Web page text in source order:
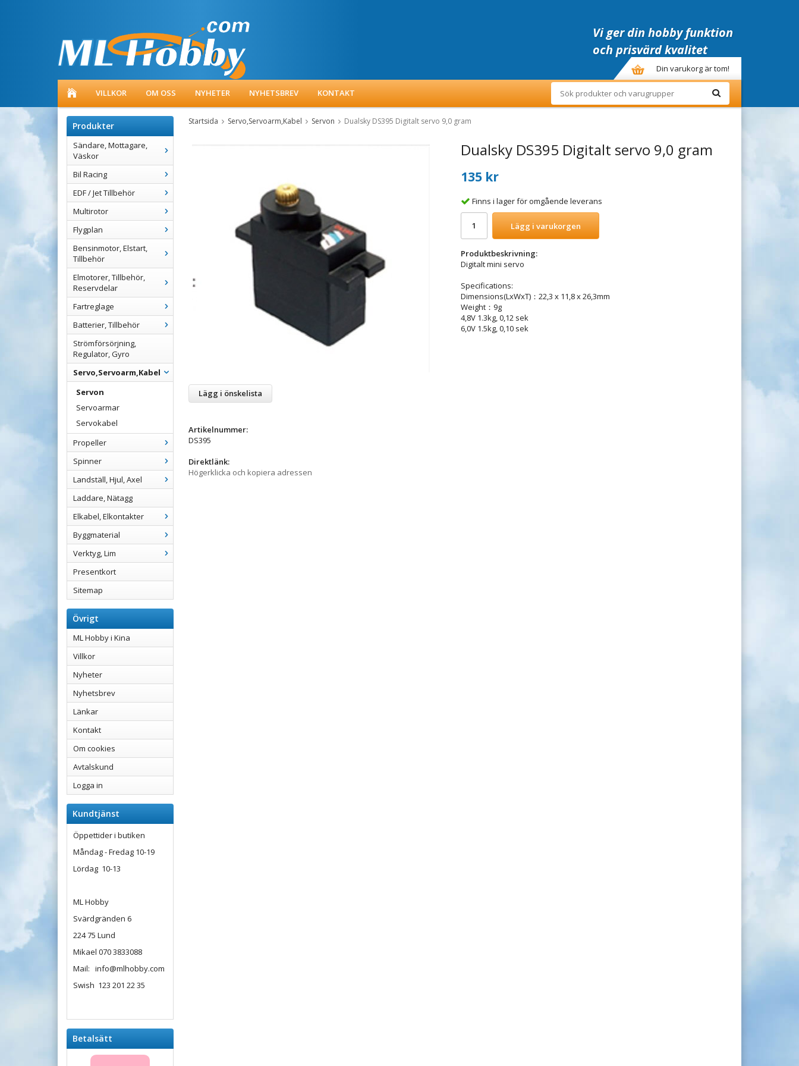
Vi ger din hobby funktion
och prisvärd kvalitet
Din varukorg är tom!
VILLKOR OM OSS NYHETER NYHETSBREV KONTAKT
Produkter
Sändare, Mottagare,
Väskor
Bil Racing
EDF / Jet Tillbehör
Multirotor
Flygplan
Bensinmotor, Elstart,
Tillbehör
Elmotorer, Tillbehör,
Reservdelar
Fartreglage
Batterier, Tillbehör
Strömförsörjning,
Regulator, Gyro
Servo,Servoarm,Kabel
Servon
Servoarmar
Servokabel
Propeller
Spinner
Landställ, Hjul, Axel
Laddare, Nätagg
Elkabel, Elkontakter
Byggmaterial
Verktyg, Lim
Presentkort
Sitemap
Övrigt
ML Hobby i Kina
Villkor
Nyheter
Nyhetsbrev
Länkar
Kontakt
Om cookies
Avtalskund
Logga in
Kundtjänst
Öppettider i butiken
Måndag - Fredag 10-19
Lördag 10-13
ML Hobby
Svärdgränden 6
224 75 Lund
Mikael 070 3833088
Mail: info@mlhobby.com
Swish 123 201 22 35
Betalsätt
Startsida Servo,Servoarm,Kabel Servon Dualsky DS395 Digitalt servo 9,0 gram
Dualsky DS395 Digitalt servo 9,0 gram
135 kr
Finns i lager för omgående leverans
Lägg i varukorgen
Produktbeskrivning:
Digitalt mini servo
Specifications:
Dimensions(LxWxT)：22,3 x 11,8 x 26,3mm
Weight：9g
4,8V 1.3kg, 0,12 sek
6,0V 1.5kg, 0,10 sek
Lägg i önskelista
Artikelnummer:
DS395
Direktlänk:
Högerklicka och kopiera adressen